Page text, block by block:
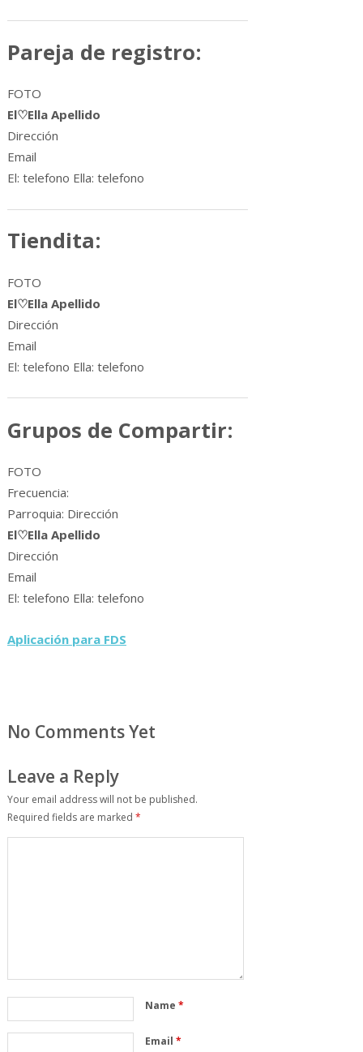
Pareja de registro:
FOTO
El♡Ella Apellido
Dirección
Email
El: telefono Ella: telefono
Tiendita:
FOTO
El♡Ella Apellido
Dirección
Email
El: telefono Ella: telefono
Grupos de Compartir:
FOTO
Frecuencia:
Parroquia: Dirección
El♡Ella Apellido
Dirección
Email
El: telefono Ella: telefono
Aplicación para FDS
No Comments Yet
Leave a Reply
Your email address will not be published.
Required fields are marked *
Name *
Email *